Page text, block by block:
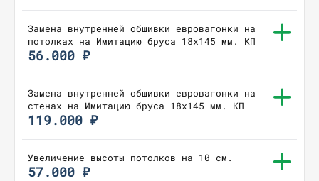
Замена внутренней обшивки евровагонки на
потолках на Имитацию бруса 18х145 мм. КП
56.000 ₽
Замена внутренней обшивки евровагонки на
стенах на Имитацию бруса 18х145 мм. КП
119.000 ₽
Увеличение высоты потолков на 10 см.
57.000 ₽